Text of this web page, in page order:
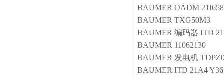
BAUMER OADM
BAUMER TXG50M3
BAUMER 编码器 ITD
BAUMER 11062130
BAUMER 发电机
BAUMER ITD 21A4